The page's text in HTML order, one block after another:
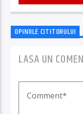
OPINIILE CITITORULUI
LASA UN